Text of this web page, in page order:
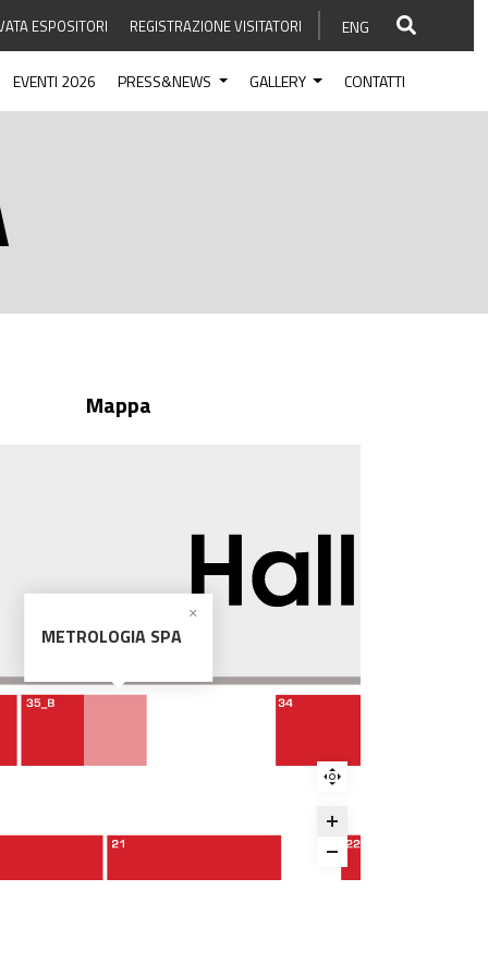
ESPOSITORI REGISTRAZIONE VISITATORI ENG
EVENTI 2026 PRESS&NEWS GALLERY CONTATTI
Mappa
METROLOGIA SPA